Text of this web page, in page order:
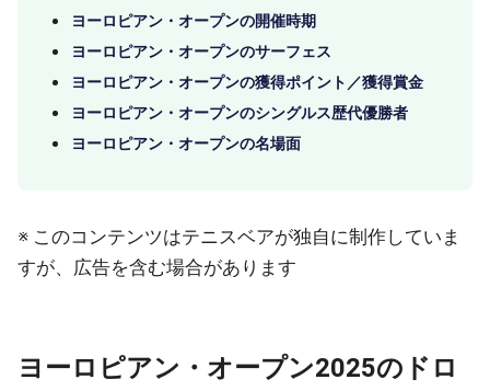
ヨーロピアン・オープンの開催時期
ヨーロピアン・オープンのサーフェス
ヨーロピアン・オープンの獲得ポイント／獲得賞金
ヨーロピアン・オープンのシングルス歴代優勝者
ヨーロピアン・オープンの名場面
※ このコンテンツはテニスベアが独自に制作していま
すが、広告を含む場合があります
ヨーロピアン・オープン2025のドロ